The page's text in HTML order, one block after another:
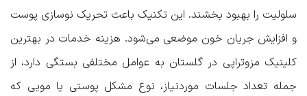
سلولیت را بهبود بخشند. این تکنیک باعث تحریک نوسازی پوست
و افزایش جریان خون موضعی می‌شود. هزینه خدمات در بهترین
کلینیک‌ مزوتراپی در گلستان به عوامل مختلفی بستگی دارد، از
جمله تعداد جلسات موردنیاز، نوع مشکل پوستی یا مویی که